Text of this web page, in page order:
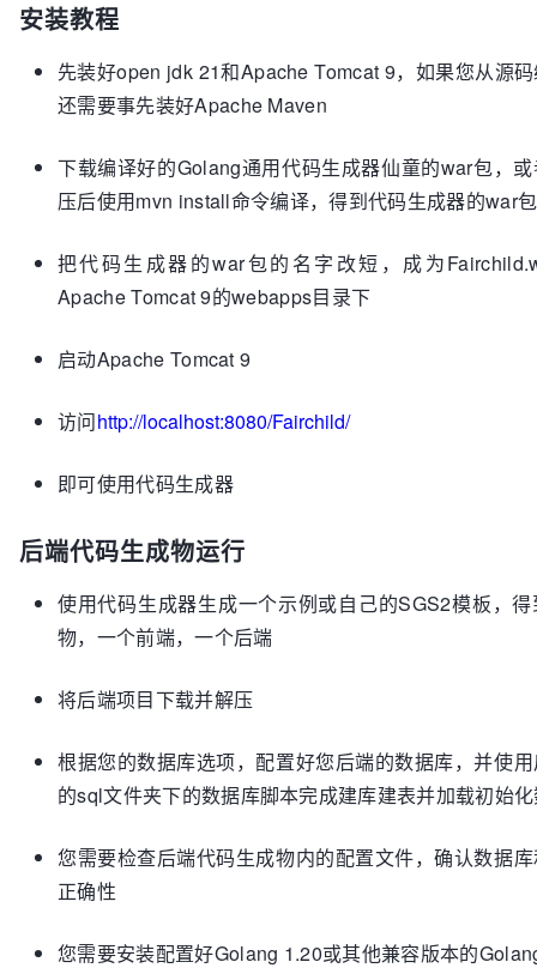
安装教程
先装好open jdk 21和Apache Tomcat 9，如果您从源
还需要事先装好Apache Maven
下载编译好的Golang通用代码生成器仙童的war包，
压后使用mvn install命令编译，得到代码生成器的war包
把代码生成器的war包的名字改短，成为
Apache Tomcat 9的webapps目录下
启动Apache Tomcat 9
访问http://localhost:8080/Fairchild/
即可使用代码生成器
后端代码生成物运行
使用代码生成器生成一个示例或自己的SGS2模板，
物，一个前端，一个后端
将后端项目下载并解压
根据您的数据库选项，配置好您后端的数据库，并使
的sql文件夹下的数据库脚本完成建库建表并加载初始
您需要检查后端代码生成物内的配置文件，确认数据
正确性
您需要安装配置好Golang 1.20或其他兼容版本的